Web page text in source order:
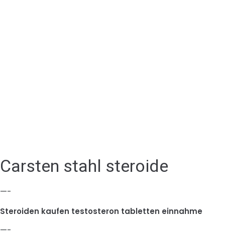
Carsten stahl steroide
—-
Steroiden kaufen testosteron tabletten einnahme
—-